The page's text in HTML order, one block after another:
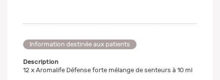
Information destinée aux patients
Description
12 x Aromalife Défense forte mélange de senteurs à 10 ml